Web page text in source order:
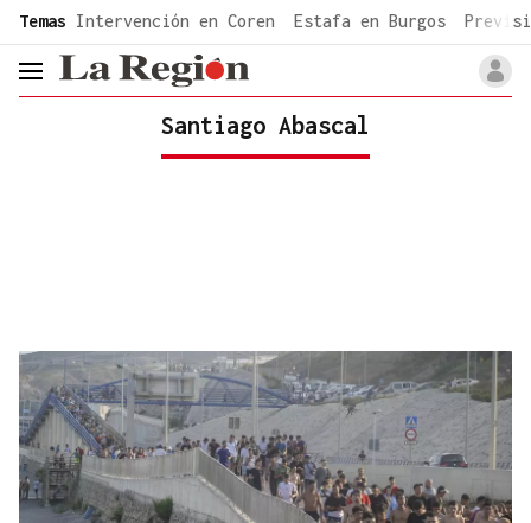
common.go-to-content
Temas Intervención en Coren Estafa en Burgos
header.menu.open
Santiago Abascal